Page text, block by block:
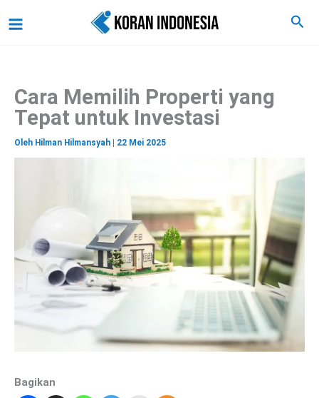
ke
Cari
Cara Memilih Properti yang
Tepat untuk Investasi
Oleh Hilman Hilmansyah 22 Mei 2025
Bagikan
a